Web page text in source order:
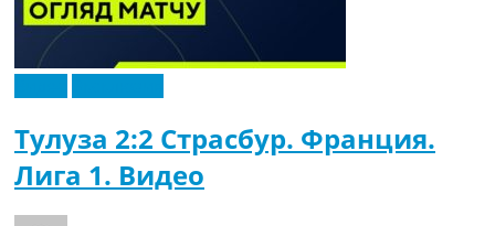
Тулуза 2:2 Страсбур. Франция.
Лига 1. Видео